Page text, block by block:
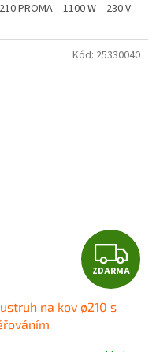
PROMA – 1100 W – 230 V
Z
D
ZDARMA
na kov ø210 s
Kód: 25330040